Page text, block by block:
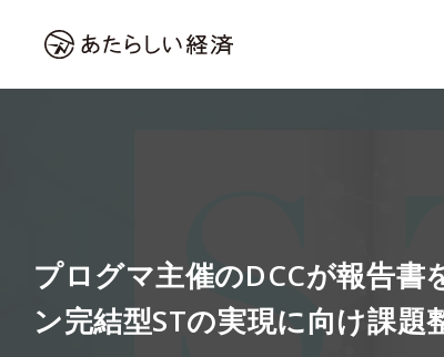
プログマ主催のDCCが報告書
ン完結型STの実現に向け課題